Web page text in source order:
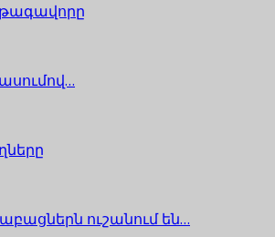
ուշանում են…